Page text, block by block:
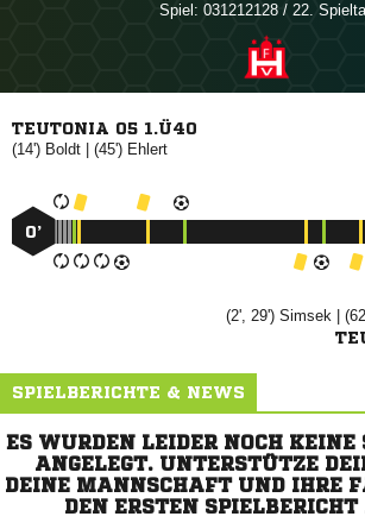
Spiel: 031212128 / 22.
TEUTONIA 05 1.Ü40
(14')  | (45') 
0’
(2', 29')  |
SPIELBERICHTE & NEWS
ES WURDEN LEIDER NOCH KEINE
ANGELEGT. UNTERSTÜTZE
DEINE MANNSCHAFT UND IHRE
DEN ERSTEN SPIELBERICHT